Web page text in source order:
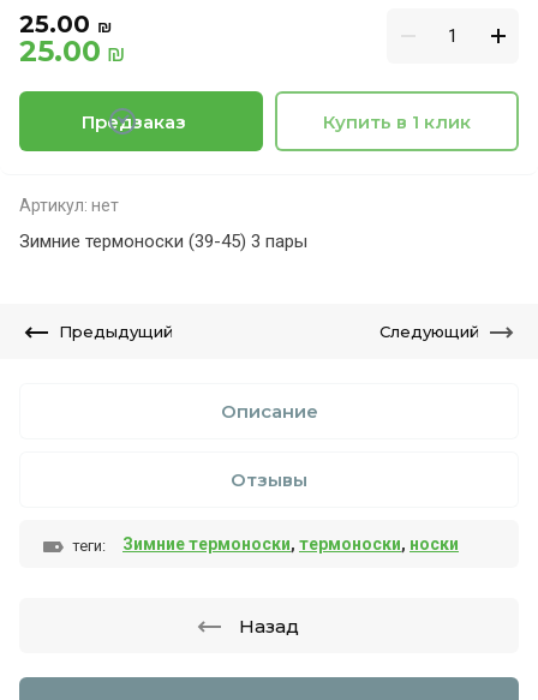
25.00 ₪
25.00 ₪
Предзаказ Купить в 1 клик
Артикул: нет
Зимние термоноски (39-45) 3 пары
Предыдущий Следующий
Описание
Отзывы
теги: Зимние термоноски, термоноски, носки
Назад